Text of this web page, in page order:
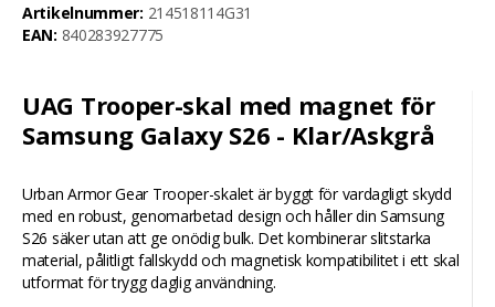
UAG Trooper-skal med magnet för
Samsung Galaxy S26 - Klar/Askgrå
Urban Armor Gear Trooper-skalet är byggt för vardagligt skydd
med en robust, genomarbetad design och håller din Samsung
S26 säker utan att ge onödig bulk. Det kombinerar slitstarka
material, pålitligt fallskydd och magnetisk kompatibilitet i ett skal
utformat för trygg daglig användning.
Artikelnummer: 214518114G31
EAN: 840283927775